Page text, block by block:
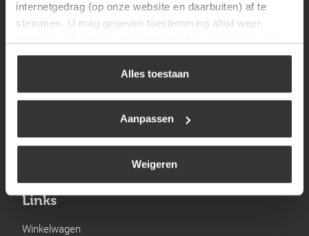
internetgedrag (op onze website en daarbuiten) af te
stemmen. U mag gegeven toestemming altijd weer
uw keuze op onze website verwijzen wij u naar ons
Alles toestaan
Aanpassen
Weigeren
Navigatie
BBQ
Kamperen
Gastechniek
Links
Winkelwagen